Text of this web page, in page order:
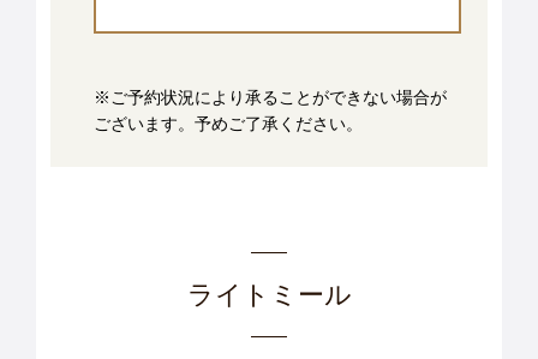
※ご予約状況により承ることができない場合が
ございます。予めご了承ください。
ライトミール